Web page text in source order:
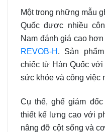
Một trong những mẫu
Quốc được nhiều
Nam đánh giá cao hơn
REVOB-H . Sản
chiếc từ Hàn Quốc
sức khỏe và công việc
Cụ thể, ghế giám
thiết kế lưng cao với
nâng đỡ cột sống và